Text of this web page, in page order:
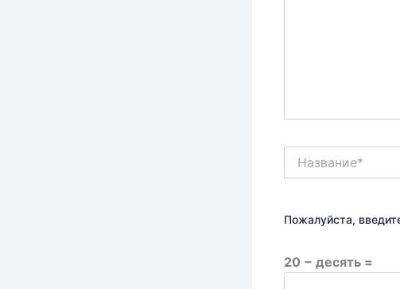
Пожалуйста,
20 − десять =